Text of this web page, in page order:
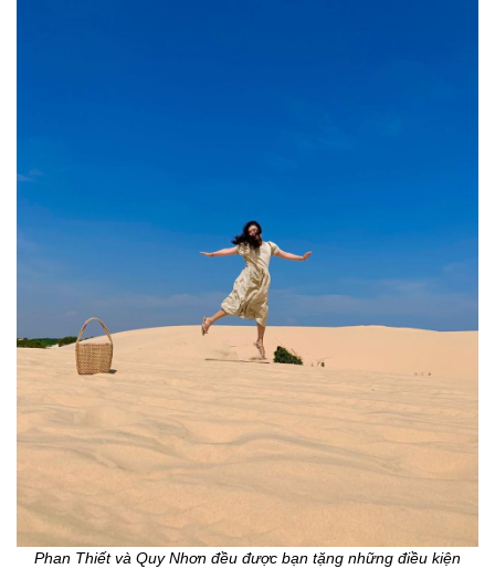
Phan Thiết và Quy Nhơn đều được bạn tặng những điều kiện